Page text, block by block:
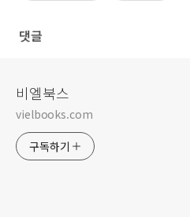
댓글
비엘북스
vielbooks.com
구독하기